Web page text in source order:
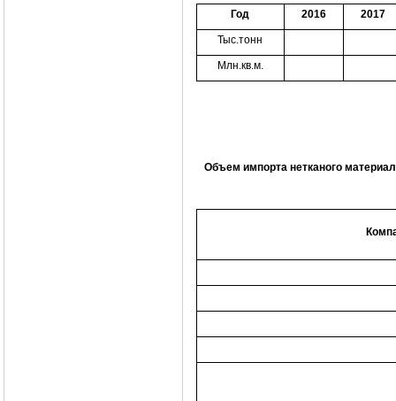
Год 2016 2017
Тыс.тонн
Млн.кв.м.
Объем импорта нетканого